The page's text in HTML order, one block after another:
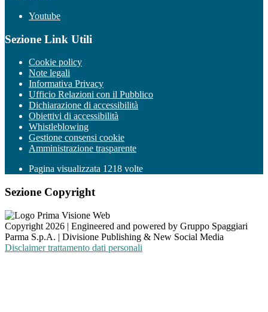
Youtube
Sezione Link Utili
Cookie policy
Note legali
Informativa Privacy
Ufficio Relazioni con il Pubblico
Dichiarazione di accessibilità
Obiettivi di accessibilità
Whistleblowing
Gestione consensi cookie
Amministrazione trasparente
Pagina visualizzata 1218 volte
Sezione Copyright
Copyright 2026 | Engineered and powered by Gruppo Spaggiari
Parma S.p.A. | Divisione Publishing & New Social Media
Disclaimer trattamento dati personali